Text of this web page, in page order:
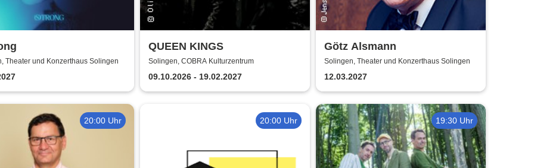
Theater und Konzerthaus Solingen
QUEEN KINGS
Solingen, COBRA Kulturzentrum
09.10.2026 - 19.02.2027
Götz Alsmann
Solingen, Theater und Konzerthaus Solingen
12.03.2027
20:00 Uhr 20:00 Uhr 19:30 Uhr